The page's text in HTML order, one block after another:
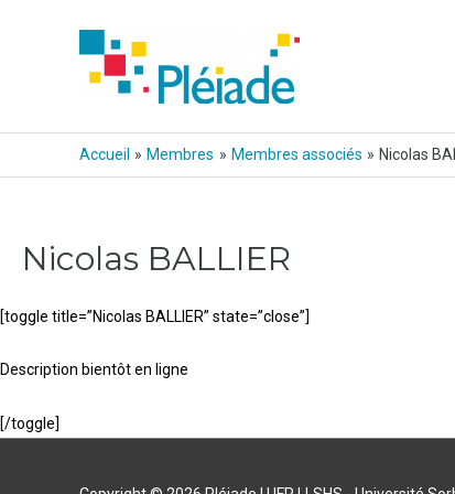
Accueil Membres Membres associés Nicolas
Nicolas BALLIER
[toggle title=”Nicolas BALLIER” state=”close”]
Description bientôt en ligne
[/toggle]